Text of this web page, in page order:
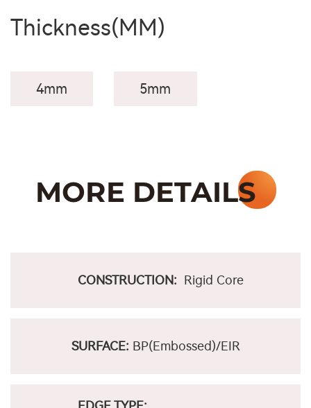
Thickness(MM)
4mm 5mm
CONSTRUCTION: Rigid Core
SURFACE: BP(Embossed)/EIR